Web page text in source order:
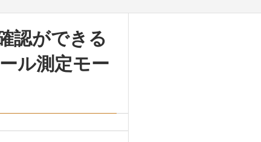
認ができる
ル測定モー